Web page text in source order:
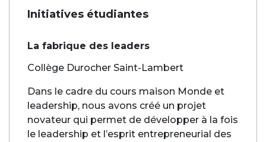
Initiatives étudiantes
La fabrique des leaders
Collège Durocher Saint-Lambert
Dans le cadre du cours maison Monde et
leadership, nous avons créé un projet
novateur qui permet de développer à la fois
le leadership et l’esprit entrepreneurial des